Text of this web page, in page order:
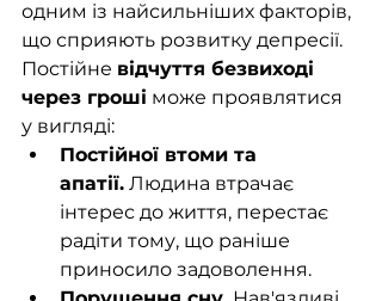
одним із найсильніших факторів,
що сприяють розвитку депресії.
Постійне відчуття безвиході
через гроші може проявлятися
у вигляді:
Постійної втоми та
апатії. Людина втрачає
інтерес до життя, перестає
радіти тому, що раніше
приносило задоволення.